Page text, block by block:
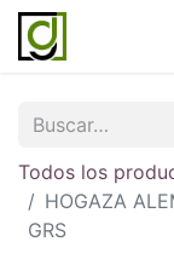
Todos los
HOGAZA
GRS